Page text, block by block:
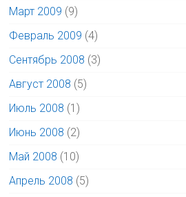
Март 2009 (9)
Февраль 2009 (4)
Сентябрь 2008 (3)
Август 2008 (5)
Июль 2008 (1)
Июнь 2008 (2)
Май 2008 (10)
Апрель 2008 (5)